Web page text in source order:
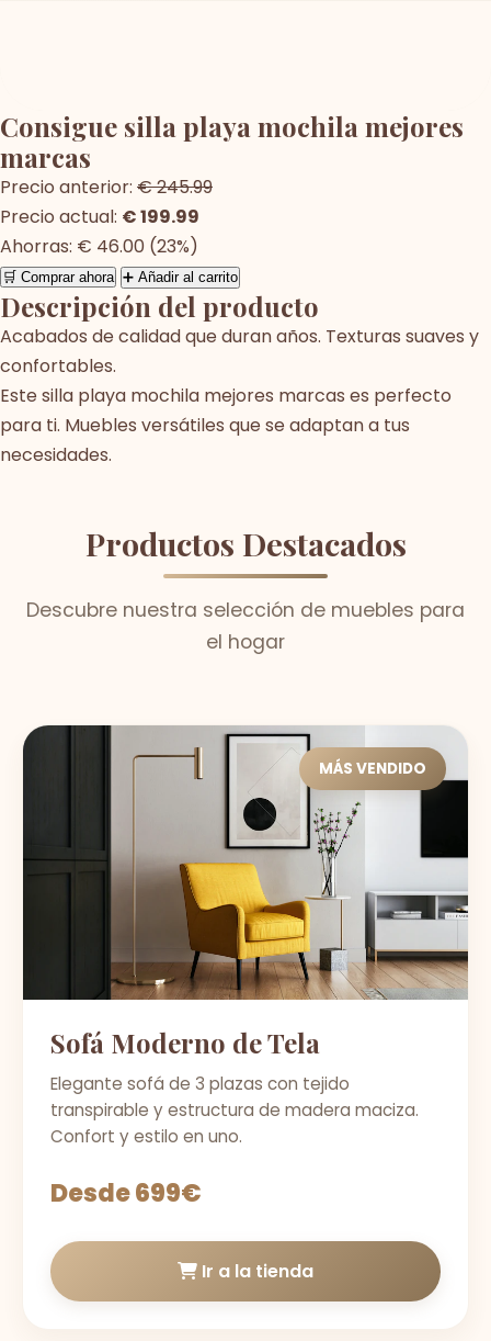
Consigue silla playa mochila mejores
marcas
Precio anterior: € 245.99
Precio actual: € 199.99
Ahorras: € 46.00 (23%)
🛒 Comprar ahora ➕ Añadir al carrito
Descripción del producto
Acabados de calidad que duran años. Texturas suaves y
confortables.
Este silla playa mochila mejores marcas es perfecto
para ti. Muebles versátiles que se adaptan a tus
necesidades.
Productos Destacados
Descubre nuestra selección de muebles para
el hogar
MÁS VENDIDO
Sofá Moderno de Tela
Elegante sofá de 3 plazas con tejido
transpirable y estructura de madera maciza.
Confort y estilo en uno.
Desde 699€
Ir a la tienda